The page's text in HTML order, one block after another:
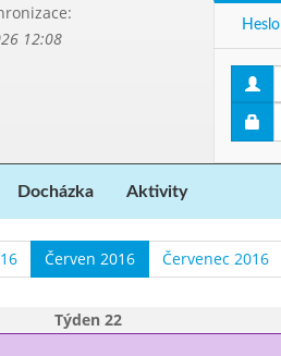
12:08
Heslo
Docházka Aktivity
Červen 2016 Červenec 2016
Týden 22